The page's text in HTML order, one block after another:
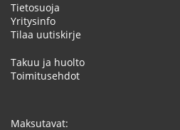
Tietosuoja
Yritysinfo
Tilaa uutiskirje
Takuu ja huolto
Toimitusehdot
Maksutavat: